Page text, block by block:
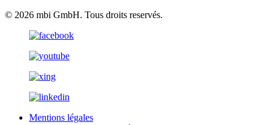
© 2026 mbi GmbH. Tous droits reservés.
Mentions légales